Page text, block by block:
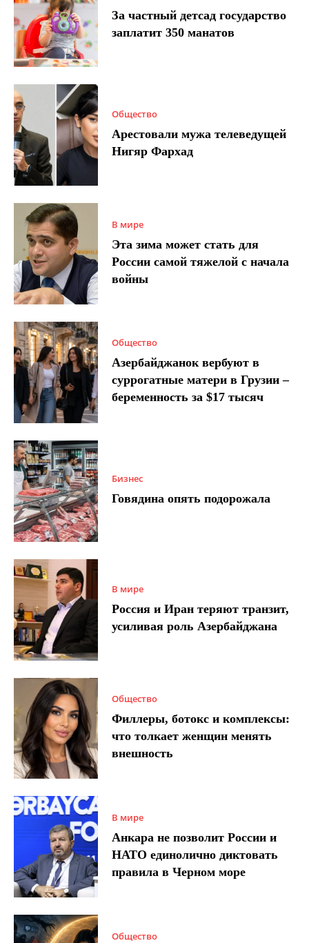
За частный детсад государство
заплатит 350 манатов
Общество
Арестовали мужа телеведущей
Нигяр Фархад
В мире
Эта зима может стать для
России самой тяжелой с начала
войны
Общество
Азербайджанок вербуют в
суррогатные матери в Грузии –
беременность за $17 тысяч
Бизнес
Говядина опять подорожала
В мире
Россия и Иран теряют транзит,
усиливая роль Азербайджана
Общество
Филлеры, ботокс и комплексы:
что толкает женщин менять
внешность
В мире
Анкара не позволит России и
НАТО единолично диктовать
правила в Черном море
Общество